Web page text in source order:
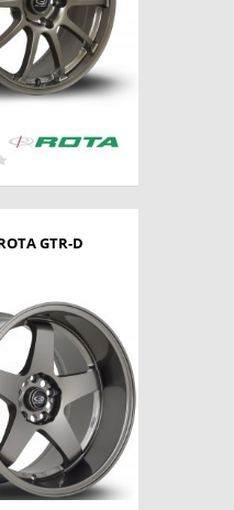
GTR-D